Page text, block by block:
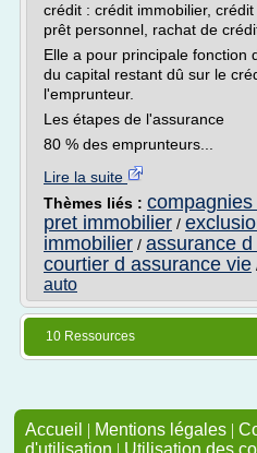
crédit : crédit immobilier,
prêt personnel, rachat de
Elle a pour principale fonction
du capital restant dû sur le
l'emprunteur.
Les étapes de l'assurance
80 % des emprunteurs...
Lire la suite
Thèmes liés :
pret immobilier /
immobilier / assurance
courtier d assurance vie
auto
10 Ressources
Accueil | Mentions légales |
d'utilisation | Utilisation des